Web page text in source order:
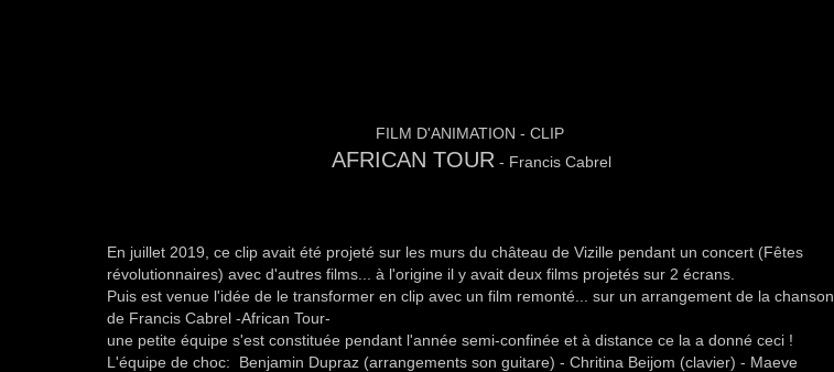
FILM D'ANIMATION - CLIP
AFRICAN TOUR - Francis Cabrel
En juillet 2019, ce clip avait été projeté sur les murs du château de Vizille pendant un concert (Fêtes
révolutionnaires) avec d'autres films... à l'origine il y avait deux films projetés sur 2 écrans.
Puis est venue l'idée de le transformer en clip avec un film remonté... sur un arrangement de la chanson
de Francis Cabrel -African Tour-
une petite équipe s'est constituée pendant l'année semi-confinée et à distance ce la a donné ceci !
L'équipe de choc: Benjamin Dupraz (arrangements son guitare) - Chritina Beijom (clavier) - Maeve